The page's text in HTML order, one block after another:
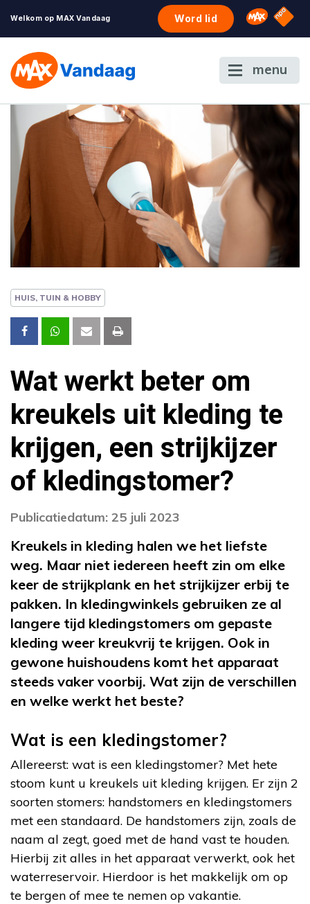
Welkom op MAX Vandaag Word lid Omroep
NPO
menu
HUIS, TUIN & HOBBY
Wat werkt beter om
kreukels uit kleding te
krijgen, een strijkijzer
of kledingstomer?
Publicatiedatum: 25 juli 2023
Kreukels in kleding halen we het liefste
weg. Maar niet iedereen heeft zin om elke
keer de strijkplank en het strijkijzer erbij te
pakken. In kledingwinkels gebruiken ze al
langere tijd kledingstomers om gepaste
kleding weer kreukvrij te krijgen. Ook in
gewone huishoudens komt het apparaat
steeds vaker voorbij. Wat zijn de verschillen
en welke werkt het beste?
Wat is een kledingstomer?
Allereerst: wat is een kledingstomer? Met hete
stoom kunt u kreukels uit kleding krijgen. Er zijn 2
soorten stomers: handstomers en kledingstomers
met een standaard. De handstomers zijn, zoals de
naam al zegt, goed met de hand vast te houden.
Hierbij zit alles in het apparaat verwerkt, ook het
waterreservoir. Hierdoor is het makkelijk om op
te bergen of mee te nemen op vakantie.